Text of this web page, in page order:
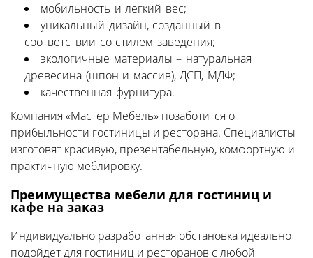
мобильность и легкий вес;
уникальный дизайн, созданный в
соответствии со стилем заведения;
экологичные материалы – натуральная
древесина (шпон и массив), ДСП, МДФ;
качественная фурнитура.
Компания «Мастер Мебель» позаботится о
прибыльности гостиницы и ресторана. Специалисты
изготовят красивую, презентабельную, комфортную и
практичную меблировку.
Преимущества мебели для гостиниц и
кафе на заказ
Индивидуально разработанная обстановка идеально
подойдет для гостиниц и ресторанов с любой